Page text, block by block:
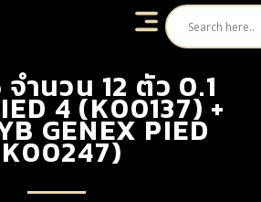
ำนวน 12 ตัว 0.1
4 (K00137) +
GENEX PIED